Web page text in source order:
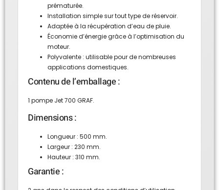
prématurée.
Installation simple sur tout type de réservoir.
Adaptée à la récupération d’eau de pluie.
Économie d’énergie grâce à l’optimisation du
moteur.
Polyvalente : utilisable pour de nombreuses
applications domestiques.
Contenu de l’emballage :
1 pompe Jet 700 GRAF.
Dimensions :
Longueur : 500 mm.
Largeur : 230 mm.
Hauteur : 310 mm.
Garantie :